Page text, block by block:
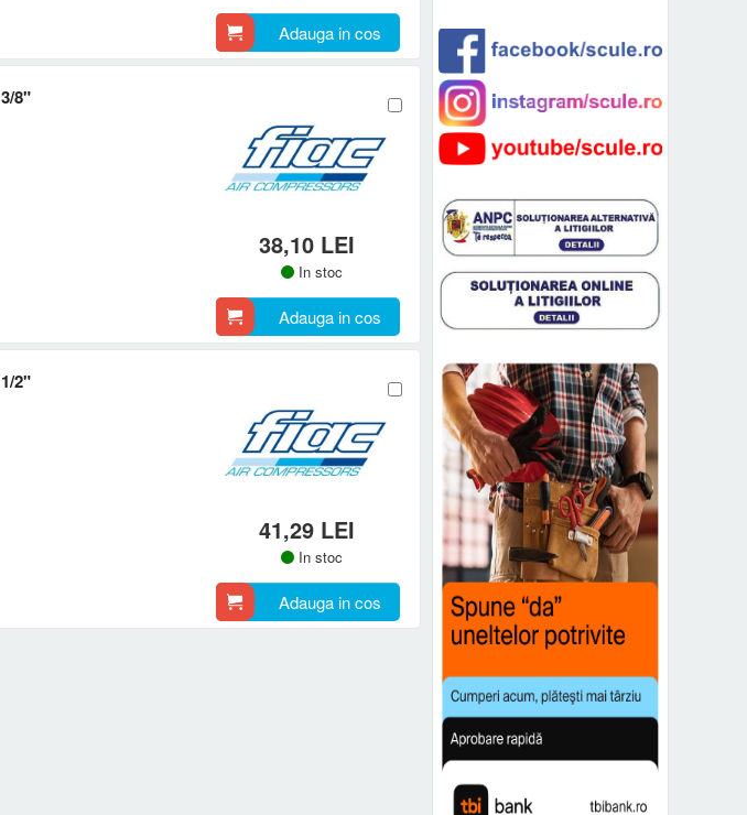
Adauga in cos
8"
38,10 LEI
In stoc
Adauga in cos
2"
41,29 LEI
In stoc
Adauga in cos